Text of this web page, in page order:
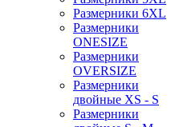
Размерники 6XL
Размерники
ONESIZE
Размерники
OVERSIZE
Размерники
двойные XS - S
Размерники